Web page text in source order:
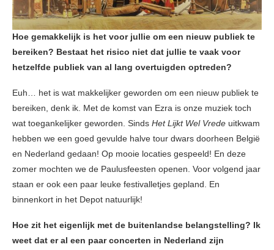
Hoe gemakkelijk is het voor jullie om een nieuw publiek te
bereiken? Bestaat het risico niet dat jullie te vaak voor
hetzelfde publiek van al lang overtuigden optreden?
Euh… het is wat makkelijker geworden om een nieuw publiek te
bereiken, denk ik. Met de komst van Ezra is onze muziek toch
wat toegankelijker geworden. Sinds Het Lijkt Wel Vrede uitkwam
hebben we een goed gevulde halve tour dwars doorheen België
en Nederland gedaan! Op mooie locaties gespeeld! En deze
zomer mochten we de Paulusfeesten openen. Voor volgend jaar
staan er ook een paar leuke festivalletjes gepland. En
binnenkort in het Depot natuurlijk!
Hoe zit het eigenlijk met de buitenlandse belangstelling? Ik
weet dat er al een paar concerten in Nederland zijn